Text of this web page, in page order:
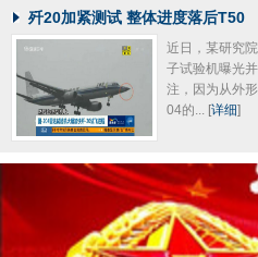
歼20加紧测试 整体进度落后T50
近日，某研究
子试验机曝光
注，因为从外
04的... [详细]